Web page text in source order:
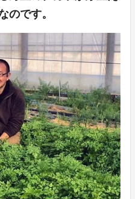
のです。